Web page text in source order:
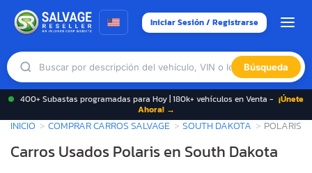
Iniciar Sesión / Registrarse
Búsqueda
400+ Subastas programadas para Hoy | 180k+ vehículos en Venta - ¡Únete
Ahora! →
INICIO COMPRAR CARROS SALVAGE SOUTH DAKOTA POLARIS
Carros Usados Polaris en South Dakota